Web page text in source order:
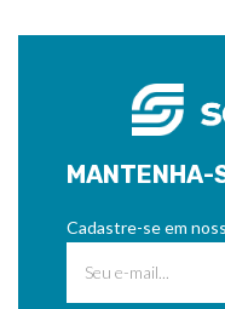
MANTENHA-
Cadastre-se em